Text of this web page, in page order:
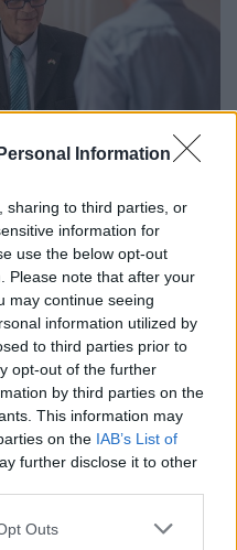
Information
sharing to third parties, or
information for
use the below opt-out
Please note that after your
may continue seeing
information utilized by
to third parties prior to
opt-out of the further
by third parties on the
This information may
on the IAB’s List of
further disclose it to other
uses one or more Google
Outs
– és
által indított
és motorsport
ötletükért aHUMDA
ülésén....